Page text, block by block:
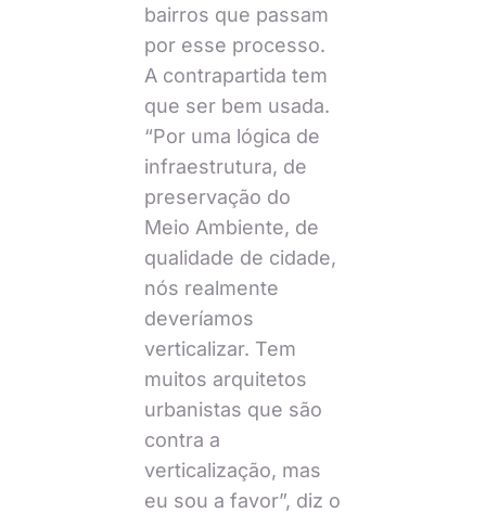
bairros que passam
por esse processo.
A contrapartida tem
que ser bem usada.
“Por uma lógica de
infraestrutura, de
preservação do
Meio Ambiente, de
qualidade de cidade,
nós realmente
deveríamos
verticalizar. Tem
muitos arquitetos
urbanistas que são
contra a
verticalização, mas
eu sou a favor”, diz o